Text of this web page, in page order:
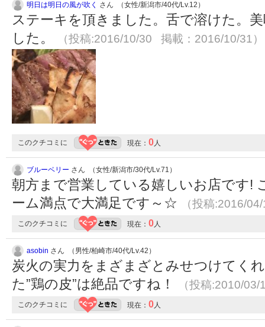
明日は明日の風が吹く さん （女性/新潟市/40代/Lv.12）
ステーキを頂きました。舌で溶けた。
した。
（投稿:2016/10/30 掲載：2016/10/31）
このクチコミに 現在： 0人
ブルーベリー さん （女性/新潟市/30代/Lv.71）
朝方まで営業している嬉しいお店です!
ーム満点で大満足です～☆
（投稿:2016/
このクチコミに 現在： 0人
asobin さん （男性/柏崎市/40代/Lv.42）
炭火の実力をまざまざとみせつけてく
た”鶏の皮”は絶品ですね！
（投稿:2010/
このクチコミに 現在： 0人